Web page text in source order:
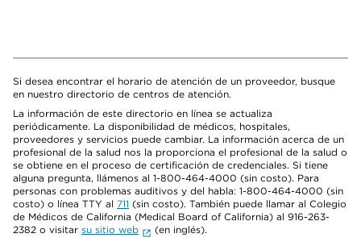
Si desea encontrar el horario de atención de un proveedor, busque
en nuestro directorio de centros de atención.
La información de este directorio en línea se actualiza
periódicamente. La disponibilidad de médicos, hospitales,
proveedores y servicios puede cambiar. La información acerca de un
profesional de la salud nos la proporciona el profesional de la salud o
se obtiene en el proceso de certificación de credenciales. Si tiene
alguna pregunta, llámenos al 1-800-464-4000 (sin costo). Para
personas con problemas auditivos y del habla: 1-800-464-4000 (sin
costo) o línea TTY al 711 (sin costo). También puede llamar al Colegio
de Médicos de California (Medical Board of California) al 916-263-
2382 o visitar su sitio web
(en inglés).